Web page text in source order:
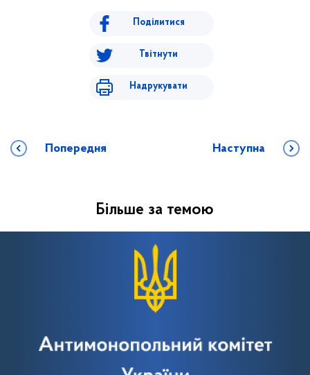
Поділитися
Твітнути
Надрукувати
Попередня Наступна
Більше за темою